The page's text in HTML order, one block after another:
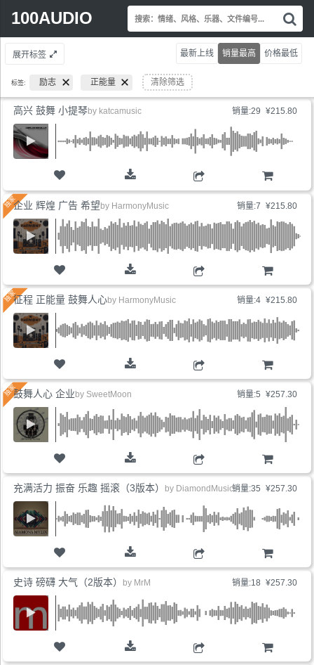
100AUDIO
Search
索
情
绪
乐
展开标签
标签: 励志 正能量 清除筛选
最新上线 销量最高 价格最低
销量:29 ¥215.80
高兴 鼓舞 小提琴by katcamusic
销量:7 ¥215.80
购物车
企业 辉煌 广告 希望 by HarmonyMusic
销量:4 ¥215.80
购物车
征程 正能量 鼓舞人心by HarmonyMusic
销量:5 ¥257.30
购物车
鼓舞人心 企业 by SweetMoon
销量:35 ¥257.30
购物车
充满活力 振奋 乐趣 摇滚（3版本） by DiamondMusic
销量:18 ¥257.30
购物车
史诗 磅礴 大气（2版本） by MrM